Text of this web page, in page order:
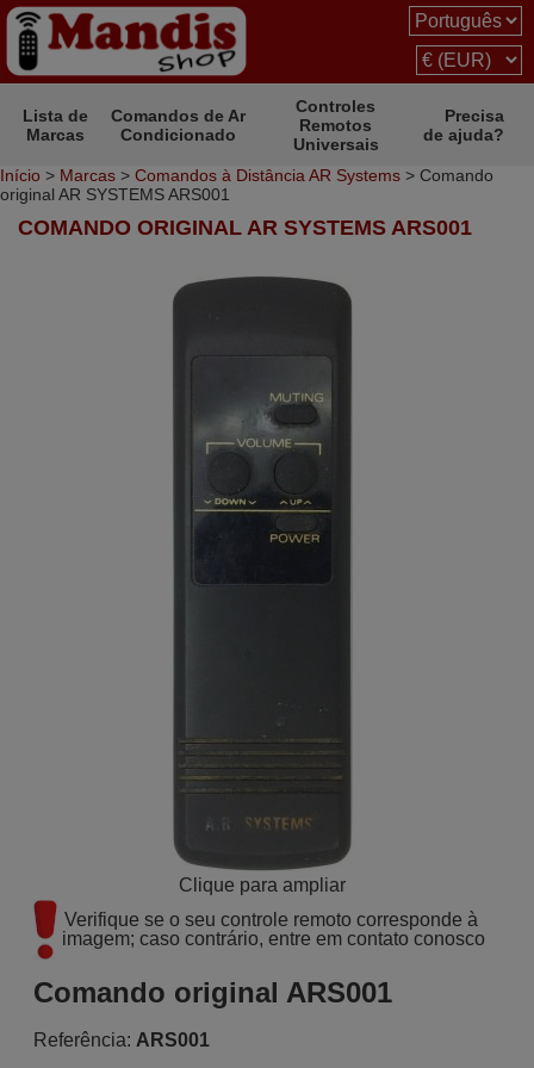
Lista de
Marcas
Comandos de Ar
Condicionado
Controles
Remotos
Universais
Precisa
de ajuda?
Início > Marcas > Comandos à Distância AR Systems > Comando
original AR SYSTEMS ARS001
COMANDO ORIGINAL AR SYSTEMS ARS001
Clique para ampliar
Verifique se o seu controle remoto corresponde à
imagem; caso contrário, entre em contato conosco
Comando original ARS001
Referência: ARS001